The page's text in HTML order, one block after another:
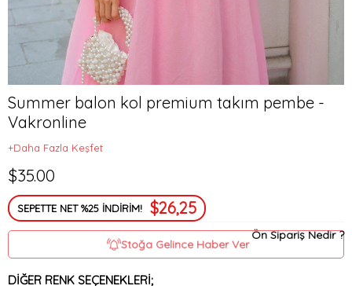
Summer balon kol premium takım pembe -
Vakronline
+Daha Fazla Keşfet
$35.00
SEPETTE NET %25 İNDİRİM! $26,25
Ön Sipariş Nedir ?
Stoğa Gelince Haber Ver
DIĞER RENK SEÇENEKLERI;